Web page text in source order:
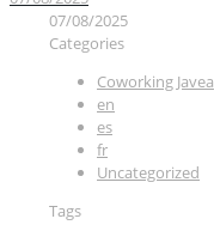
07/08/2025
Categories
Coworking Javea
en
es
fr
Uncategorized
Tags